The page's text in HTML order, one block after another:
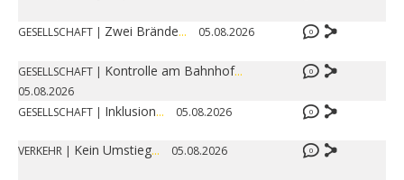
GESELLSCHAFT | Zwei Brände... 05.08.2026 0
GESELLSCHAFT | Kontrolle am Bahnhof...
05.08.2026
0
GESELLSCHAFT | Inklusion... 05.08.2026 0
VERKEHR | Kein Umstieg... 05.08.2026 0